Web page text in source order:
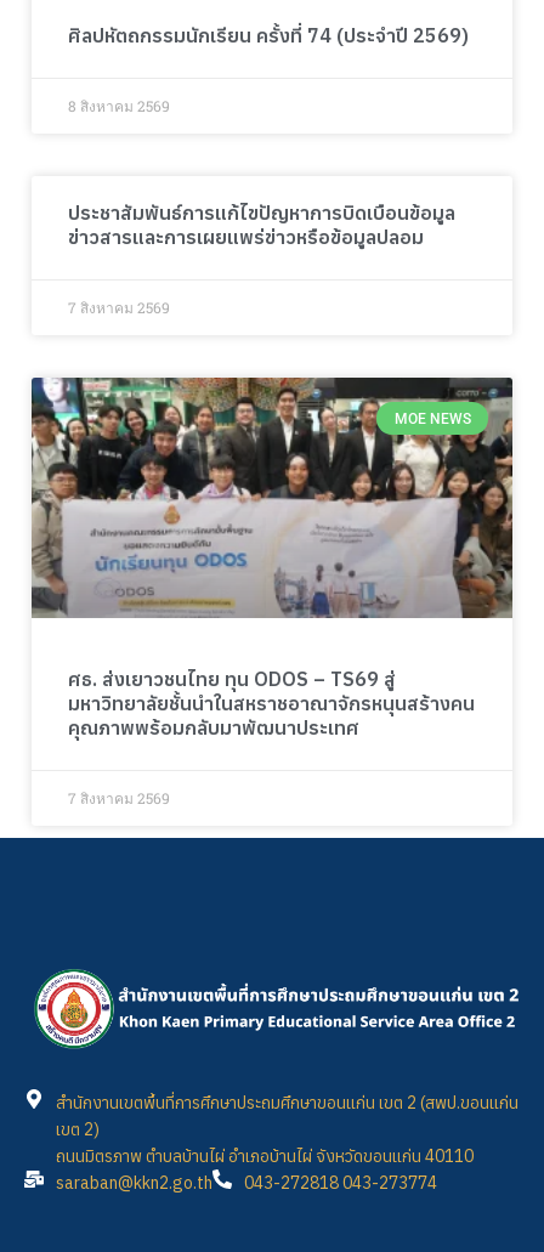
ศิลปหัตถกรรมนักเรียน ครั้งที่ 74 (ประจำปี 2569)
8 สิงหาคม 2569
ประชาสัมพันธ์การแก้ไขปัญหาการบิดเบือนข้อมูล
ข่าวสารและการเผยแพร่ข่าวหรือข้อมูลปลอม
7 สิงหาคม 2569
MOE NEWS
ศธ. ส่งเยาวชนไทย ทุน ODOS – TS69 สู่
มหาวิทยาลัยชั้นนำในสหราชอาณาจักรหนุนสร้างคน
คุณภาพพร้อมกลับมาพัฒนาประเทศ
7 สิงหาคม 2569
สำนักงานเขตพื้นที่การศึกษาประถมศึกษาขอนแก่น เขต 2 (สพป.ขอนแก่น
เขต 2)
ถนนมิตรภาพ ตำบลบ้านไผ่ อำเภอบ้านไผ่ จังหวัดขอนแก่น 40110
saraban@kkn2.go.th
043-272818 043-273774